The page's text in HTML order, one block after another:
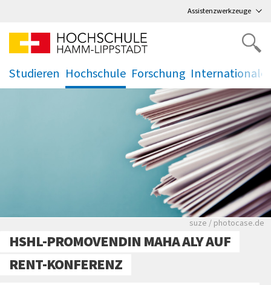
Assistenzwerkzeuge
Studieren
.
Hochschule
.
Forschung
. .
Viele Zeitungen.
suze / photocase.de
HSHL-PROMOVENDIN MAHA ALY AUF
RENT-KONFERENZ